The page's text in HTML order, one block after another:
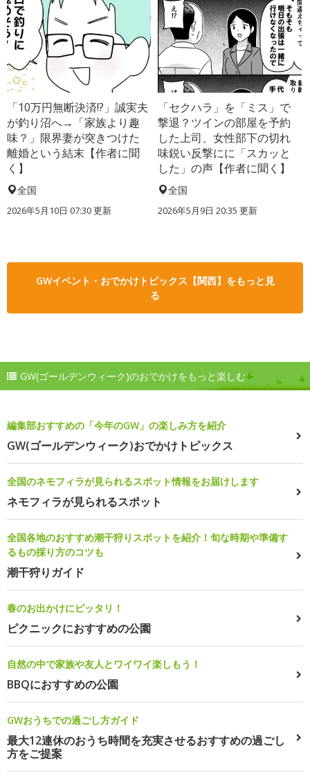
「10万円無断決済!?」誠実夫
が釣り沼へ→「家族より趣
味？」限界妻が突きつけた
離婚という結末【作者に聞
く】
全国
2026年5月10日 07:30 更新
「セクハラ」を「ミス」で
撃退？ツインの部屋を予約
した上司、女性部下の切れ
味鋭い反撃にに「スカッと
した」の声【作者に聞く】
全国
2026年5月9日 20:35 更新
GWイベント・おでかけトピックス【関西】をもっと見
る
GW(ゴールデンウィーク)のおでかけをもっと楽しむ
編集部おすすめの「今年のGW」の楽しみ方を紹介
GW(ゴールデンウィーク)おでかけトピックス
全国のネモフィラが見られるスポット情報をお届けします
ネモフィラが見られるスポット
全国各地のおすすめ潮干狩りスポットを紹介！旬な時期や準備す
るもの採り方のコツも
潮干狩りガイド
春のお出かけにピッタリ！
ピクニックにおすすめの公園
自然の中で家族や友人とワイワイ楽しもう！
BBQにおすすめの公園
GWおうちでの過ごし方ガイド
最大12連休のおうち時間を充実させるおすすめの過ごし
方をご提案